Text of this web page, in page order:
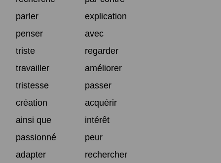
parler
explication
penser
avec
triste
regarder
travailler
améliorer
tristesse
passer
création
acquérir
ainsi que
intérêt
passionné
peur
adapter
rechercher